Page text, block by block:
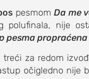
pesmomDa me
polufinala, nije
treći za redom
očigledno nije